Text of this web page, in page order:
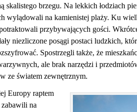
skalistego brzegu. Na lekkich łodziach
wylądowali na kamienistej plaży. Ku
przybywających gości.
niezliczone posągi postaci ludzkich,
Spostrzegli także, że
ale brak narzędzi i
ze światem zewnętrznym.
Europy raptem
na